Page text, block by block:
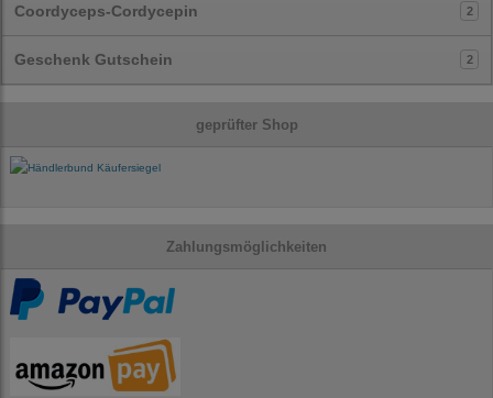
Coordyceps-Cordycepin 2
Geschenk Gutschein 2
geprüfter Shop
Zahlungsmöglichkeiten